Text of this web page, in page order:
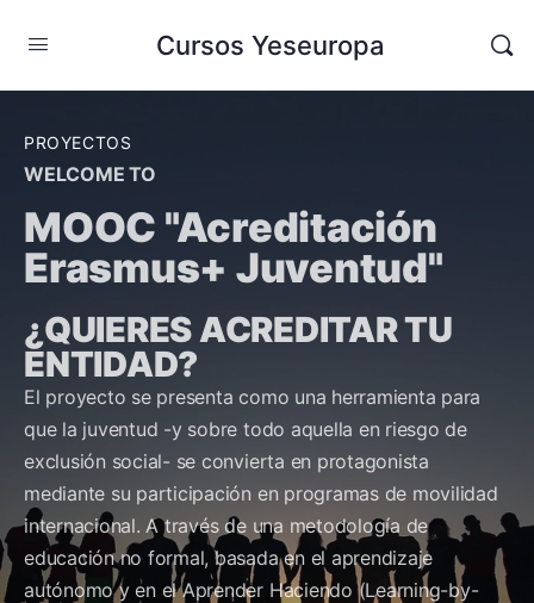
Cursos Yeseuropa
PROYECTOS
WELCOME TO
MOOC "Acreditación
Erasmus+ Juventud"
¿QUIERES ACREDITAR TU
ENTIDAD?
El proyecto se presenta como una herramienta para
que la juventud -y sobre todo aquella en riesgo de
exclusión social- se convierta en protagonista
mediante su participación en programas de movilidad
internacional. A través de una metodología de
educación no formal, basada en el aprendizaje
autónomo y en el Aprender Haciendo (Learning-by-